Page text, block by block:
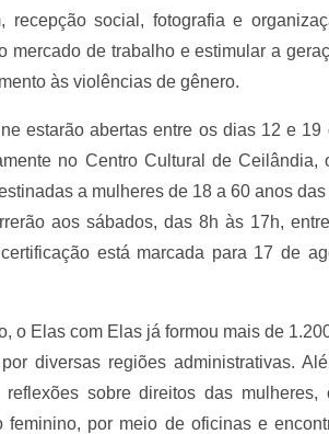
recepção social, fotografia e
mercado de trabalho e estimular a
às violências de gênero.
estarão abertas entre os dias 12 e
no Centro Cultural de Ceilândia,
a mulheres de 18 a 60 anos
aos sábados, das 8h às 17h,
está marcada para 17 de
o Elas com Elas já formou mais de
diversas regiões administrativas.
reflexões sobre direitos das
feminino, por meio de oficinas e